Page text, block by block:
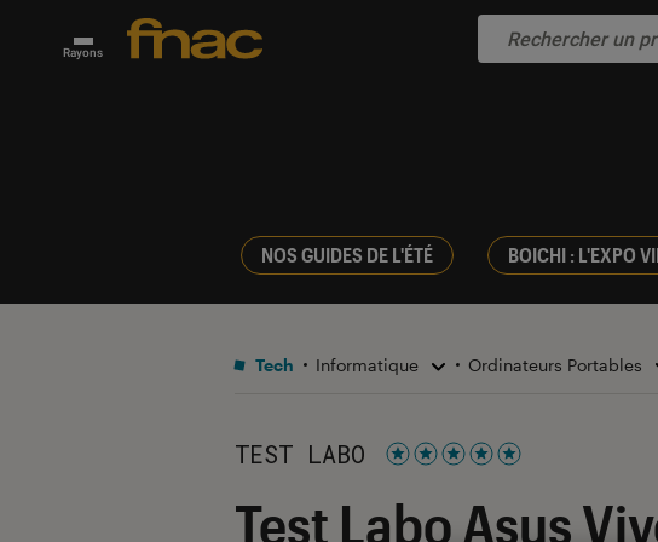
Rayons
NOS GUIDES DE L'ÉTÉ BOICHI : L'EXPO
Tech Informatique Ordinateurs Portables
TEST LABO
Test Labo Asus